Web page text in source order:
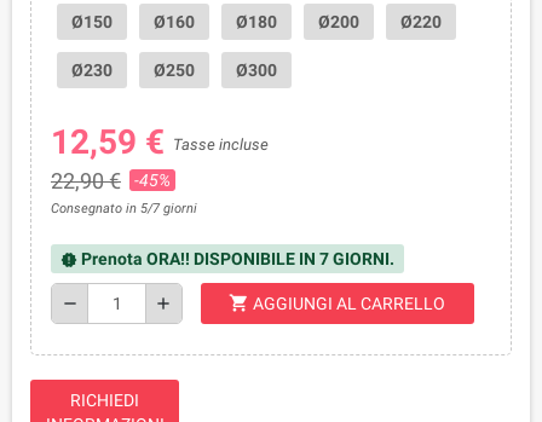
Ø150 Ø160 Ø180 Ø200 Ø220
Ø230 Ø250 Ø300
12,59 € Tasse incluse
22,90 € -45%
Consegnato in 5/7 giorni
new_releases Prenota ORA!! DISPONIBILE IN 7 GIORNI.
remove add shopping_cart AGGIUNGI AL CARRELLO
RICHIEDI